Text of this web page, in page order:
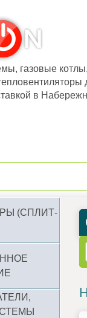
газовые котлы,
в
(СПЛИТ-